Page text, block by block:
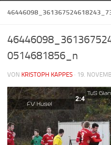
0514681856_n
VON KRISTOPH KAPPES · 19.